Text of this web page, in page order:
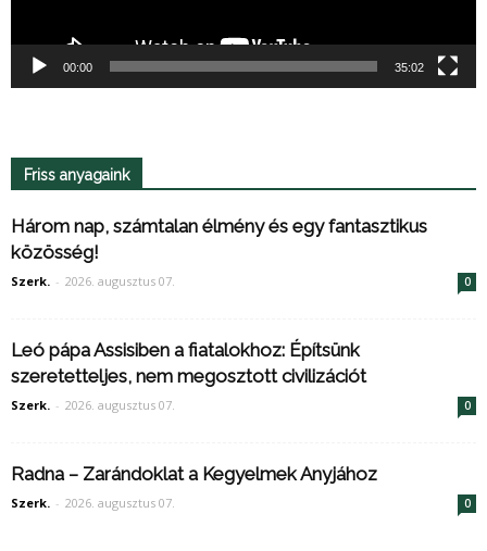
00:00 35:02
Friss anyagaink
Három nap, számtalan élmény és egy fantasztikus
közösség!
Szerk. - 2026. augusztus 07. 0
Leó pápa Assisiben a fiatalokhoz: Építsünk
szeretetteljes, nem megosztott civilizációt
Szerk. - 2026. augusztus 07. 0
Radna – Zarándoklat a Kegyelmek Anyjához
Szerk. - 2026. augusztus 07. 0